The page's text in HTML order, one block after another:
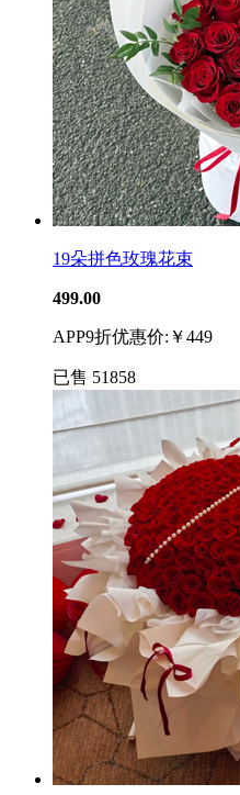
19朵拼色玫瑰花束
499.00
APP9折优惠价:￥449
已售 51858